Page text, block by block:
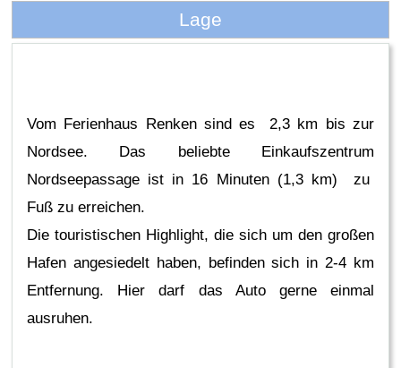
Lage
Vom Ferienhaus Renken sind es 2,3 km bis zur
Nordsee. Das beliebte Einkaufszentrum
Nordseepassage ist in 16 Minuten (1,3 km) zu
Fuß zu erreichen.
Die touristischen Highlight, die sich um den großen
Hafen angesiedelt haben, befinden sich in 2-4 km
Entfernung. Hier darf das Auto gerne einmal
ausruhen.